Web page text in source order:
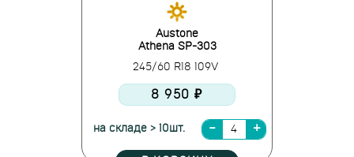
Austone
Athena SP-303
245/60 R18 109V
8 950 ₽
на складе > 10шт.